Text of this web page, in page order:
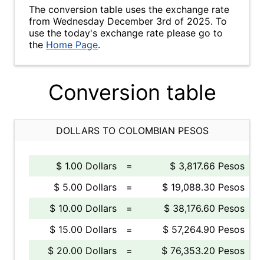
The conversion table uses the exchange rate
from Wednesday December 3rd of 2025. To
use the today's exchange rate please go to
the Home Page.
Conversion table
DOLLARS TO COLOMBIAN PESOS
$ 1.00 Dollars =
$ 3,817.66 Pesos
$ 5.00 Dollars
=
$ 19,088.30 Pesos
$ 10.00 Dollars
=
$ 38,176.60 Pesos
$ 15.00 Dollars
=
$ 57,264.90 Pesos
$ 20.00 Dollars
=
$ 76,353.20 Pesos